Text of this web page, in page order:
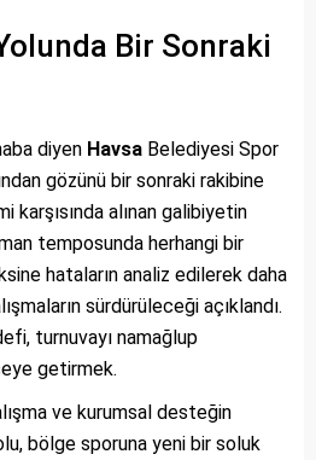
Bir Sonraki
diyen Havsa Belediyesi Spor
gözünü bir sonraki rakibine
karşısında alınan galibiyetin
temposunda herhangi bir
hataların analiz edilerek daha
sürdürüleceği açıklandı.
turnuvayı namağlup
getirmek.
ve kurumsal desteğin
bölge sporuna yeni bir soluk